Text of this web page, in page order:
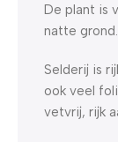
De plant is
natte grond.
Selderij is
ook veel
vetvrij, rijk